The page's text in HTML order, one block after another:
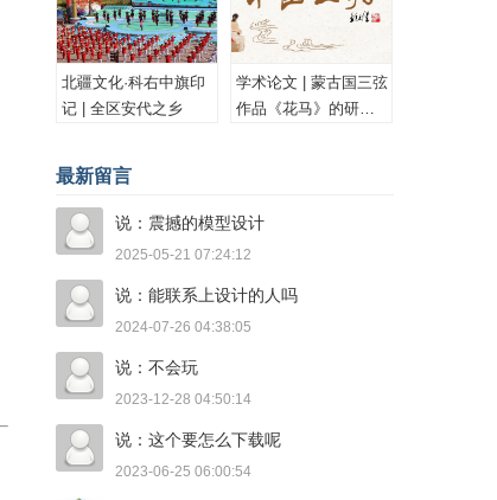
北疆文化·科右中旗印
记 | 全区安代之乡
学术论文 | 蒙古国三弦
作品《花马》的研究
最新留言
说：震撼的模型设计
2025-05-21 07:24:12
说：能联系上设计的人吗
2024-07-26 04:38:05
说：不会玩
2023-12-28 04:50:14
说：这个要怎么下载呢
2023-06-25 06:00:54